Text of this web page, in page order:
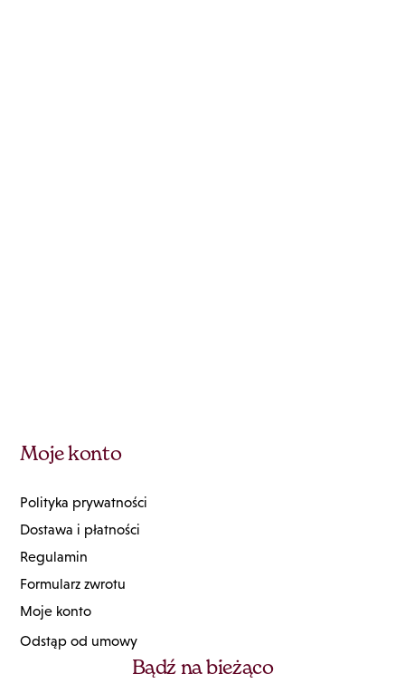
Moje konto
Polityka prywatności
Dostawa i płatności
Regulamin
Formularz zwrotu
Moje konto
Odstąp od umowy
Bądź na bieżąco